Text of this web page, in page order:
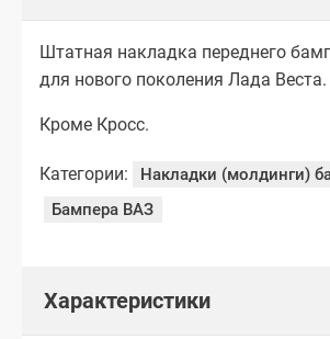
Штатная накладка переднего
для нового поколения Лада Веста.
Кроме Кросс.
Категории:
Накладки (молдинги)
Бампера ВАЗ
Характеристики